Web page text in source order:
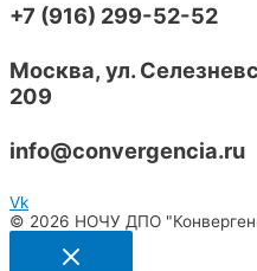
+7 (916) 299-52-52​
Москва, ул.
209​
info@convergencia.ru​
Vk
© 2026 НОЧУ ДПО